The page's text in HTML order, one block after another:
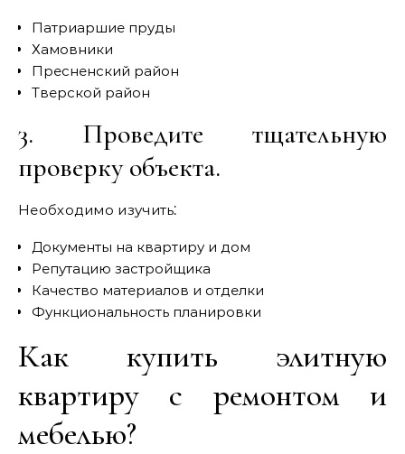
Патриаршие пруды
Хамовники
Пресненский район
Тверской район
3. Проведите тщательную
проверку объекта.
Необходимо изучить⁚
Документы на квартиру и дом
Репутацию застройщика
Качество материалов и отделки
Функциональность планировки
Как купить элитную
квартиру с ремонтом и
мебелью?